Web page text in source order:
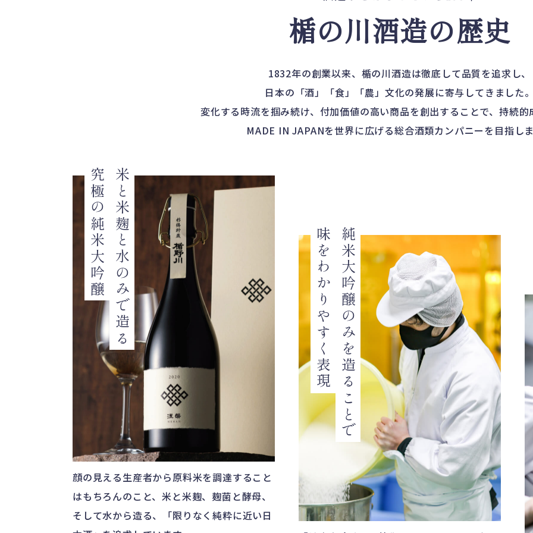
楯の川酒造の歴史
1832年の創業以来、楯の川酒造は徹底して品質を追求し、
日本の「酒」「食」「農」文化の発展に寄与してきました。
変化する時流を掴み続け、付加価値の高い商品を創出することで、持続的
MADE IN JAPANを世界に広げる総合酒類カンパニーを目指しま
米と米麹と水のみで造る
究極の純米大吟醸
顔の見える生産者から原料米を調達すること
はもちろんのこと、米と米麹、麹菌と酵母、
そして水から造る、「限りなく純粋に近い日
純米大吟醸のみを造ることで
味をわかりやすく表現